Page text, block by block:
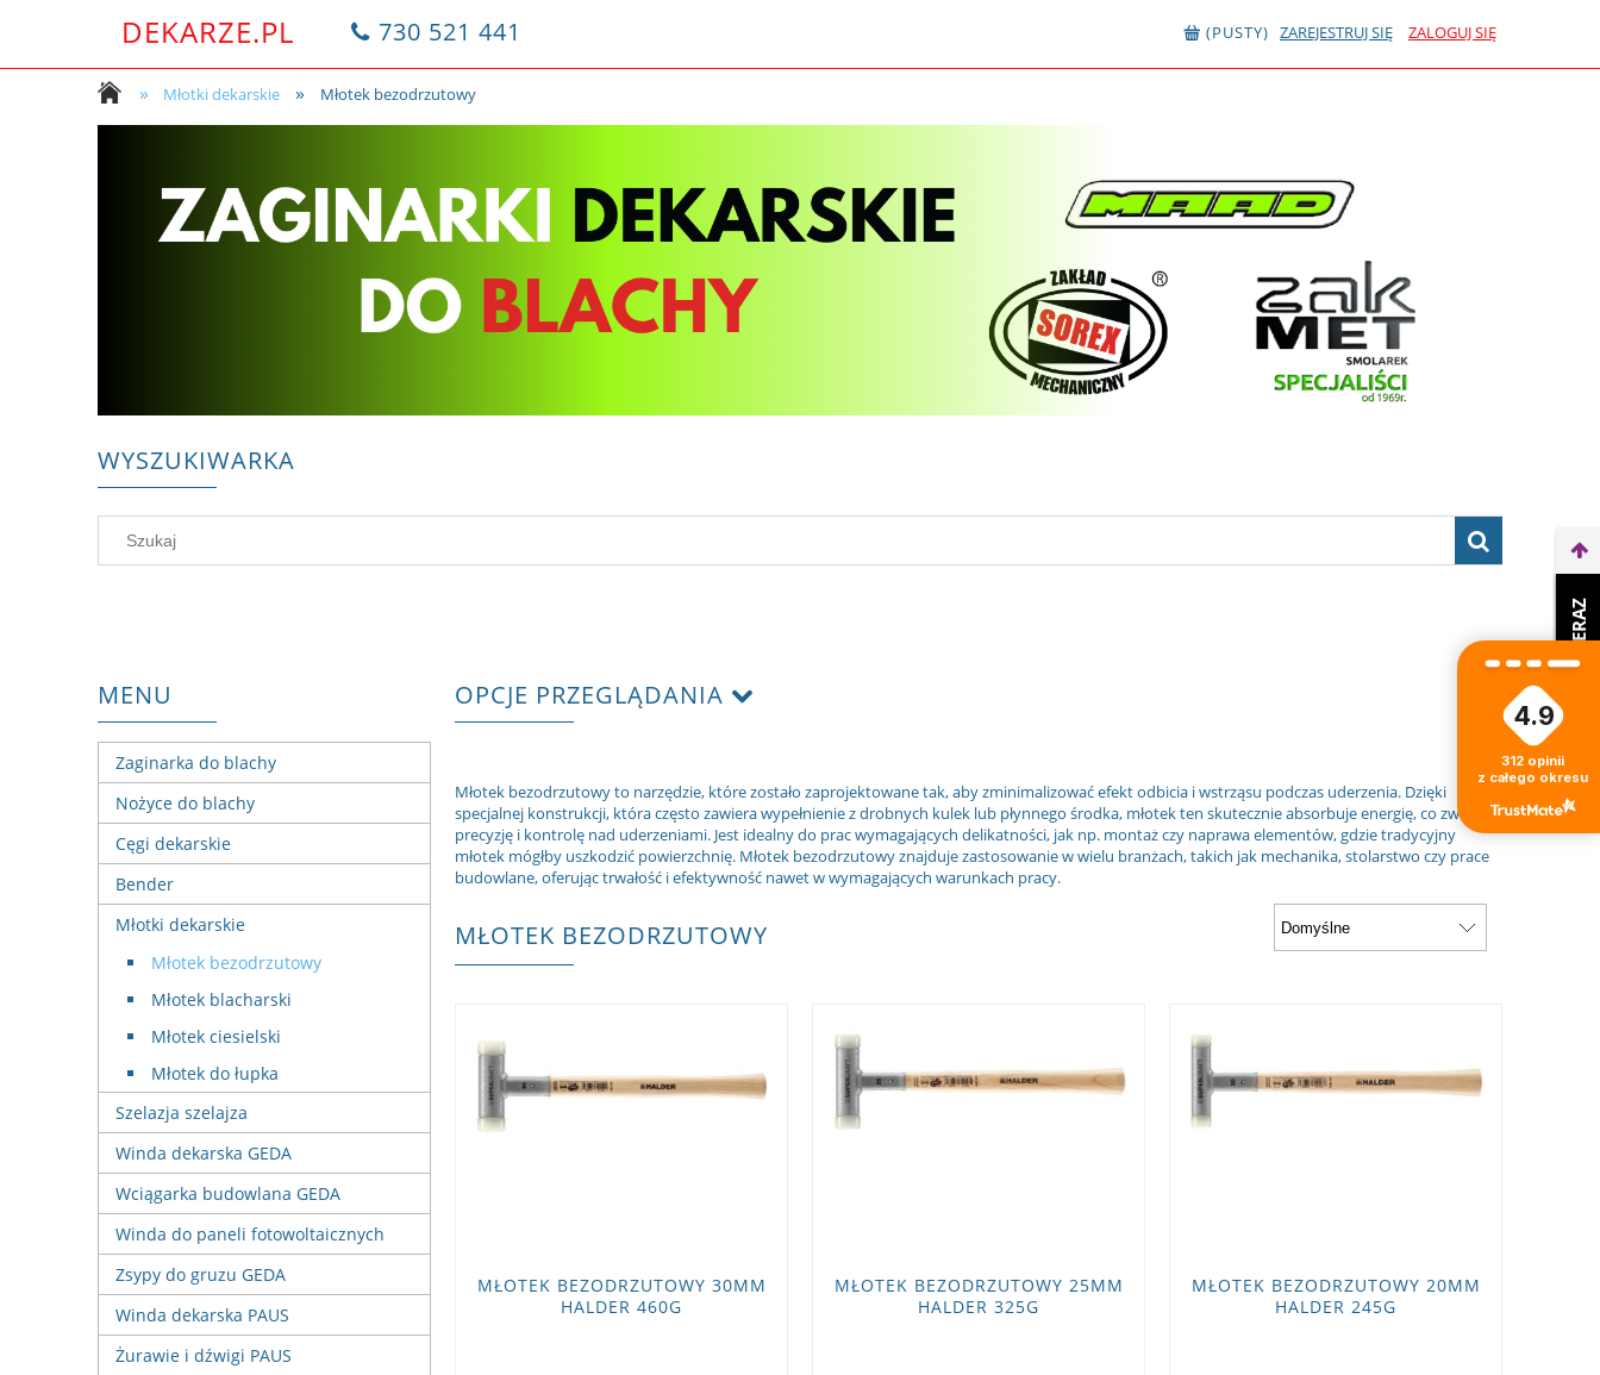
DEKARZE.PL 730 521 441 (PUSTY) ZAREJESTRUJ SIĘ ZALOGUJ SIĘ
» Młotki dekarskie » Młotek bezodrzutowy
WYSZUKIWARKA
MENU
Zaginarka do blachy
Nożyce do blachy
Cęgi dekarskie
Bender
Młotki dekarskie
Młotek bezodrzutowy
Młotek blacharski
Młotek ciesielski
Młotek do łupka
Szelazja szelajza
Winda dekarska GEDA
Wciągarka budowlana GEDA
Winda do paneli fotowoltaicznych
Zsypy do gruzu GEDA
Winda dekarska PAUS
Żurawie i dźwigi PAUS
OPCJE PRZEGLĄDANIA
Młotek bezodrzutowy to narzędzie, które zostało zaprojektowane tak, aby zminimalizować efekt odbicia i wstrząsu podczas uderzenia. Dzięki
specjalnej konstrukcji, która często zawiera wypełnienie z drobnych kulek lub płynnego środka, młotek ten skutecznie absorbuje energię, co zwiększa
precyzję i kontrolę nad uderzeniami. Jest idealny do prac wymagających delikatności, jak np. montaż czy naprawa elementów, gdzie tradycyjny
młotek mógłby uszkodzić powierzchnię. Młotek bezodrzutowy znajduje zastosowanie w wielu branżach, takich jak mechanika, stolarstwo czy prace
budowlane, oferując trwałość i efektywność nawet w wymagających warunkach pracy.
MŁOTEK BEZODRZUTOWY
MŁOTEK BEZODRZUTOWY 30MM
HALDER 460G
MŁOTEK BEZODRZUTOWY 25MM
HALDER 325G
MŁOTEK BEZODRZUTOWY 20MM
HALDER 245G
WEŹ LEASING TERAZ
4.9
312 opinii
z całego okresu